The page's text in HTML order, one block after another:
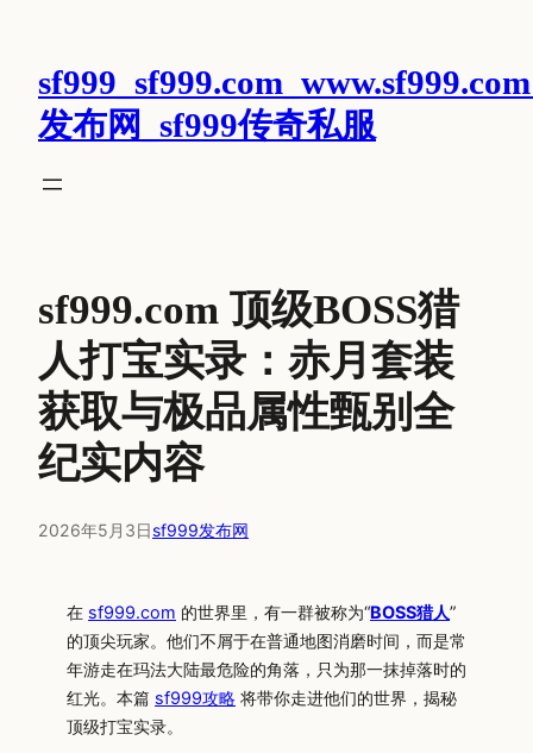
发布网_sf999传奇私服
sf999.com 顶级BOSS猎
人打宝实录：赤月套装
获取与极品属性甄别全
纪实内容
2026年5月3日sf999发布网
在 sf999.com 的世界里，有一群被称为“BOSS猎人”
的顶尖玩家。他们不屑于在普通地图消磨时间，而是常
年游走在玛法大陆最危险的角落，只为那一抹掉落时的
红光。本篇 sf999攻略 将带你走进他们的世界，揭秘
顶级打宝实录。